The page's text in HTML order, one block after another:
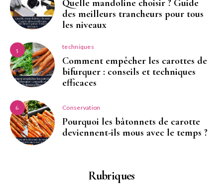
Quelle mandoline choisir ? Guide
des meilleurs trancheurs pour tous
les niveaux
5 techniques
Comment empêcher les carottes de
bifurquer : conseils et techniques
efficaces
6 Conservation
Pourquoi les bâtonnets de carotte
deviennent-ils mous avec le temps ?
Rubriques